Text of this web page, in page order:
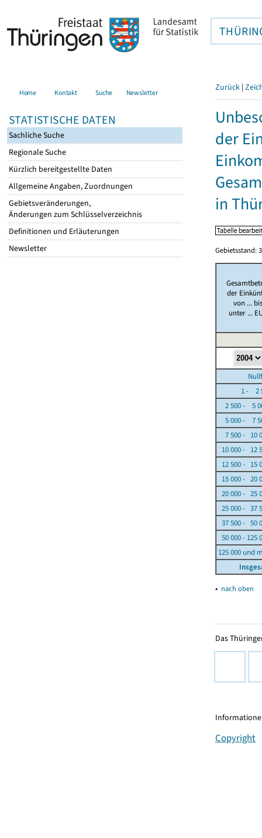
Home Kontakt Suche Newsletter
STATISTISCHE DATEN
Sachliche Suche
Regionale Suche
Kürzlich bereitgestellte Daten
Allgemeine Angaben, Zuordnungen
Gebietsveränderungen,
Änderungen zum Schlüsselverzeichnis
Definitionen und Erläuterungen
Newsletter
Zurück |
der
in
Gebietsstand:
der
von ...
unter ...
1 - 2
2 500 - 5
5 000 - 7
7 500 - 10
10 000 - 12
12 500 - 15
15 000 - 20
20 000 - 25
25 000 - 37
37 500 - 50
50 000 - 125
125 000 und
▴ nach oben
Das
Copyright